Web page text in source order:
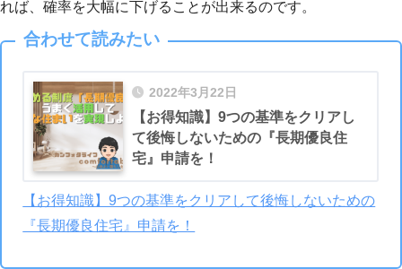
れば、確率を大幅に下げることが出来るのです。
合わせて読みたい
2022年3月22日
【お得知識】9つの基準をクリアし
て後悔しないための『長期優良住
宅』申請を！
【お得知識】9つの基準をクリアして後悔しないための
『長期優良住宅』申請を！